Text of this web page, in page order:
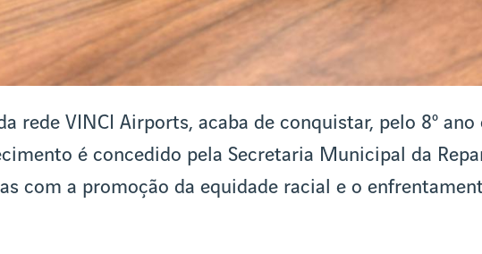
rede VINCI Airports, acaba de conquistar, pelo 8º
é concedido pela Secretaria Municipal da
com a promoção da equidade racial e o